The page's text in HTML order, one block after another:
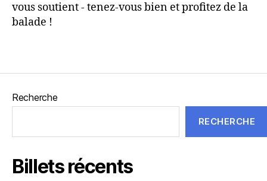
vous soutient - tenez-vous bien et profitez de la
balade !
Recherche
RECHERCHE
Billets récents